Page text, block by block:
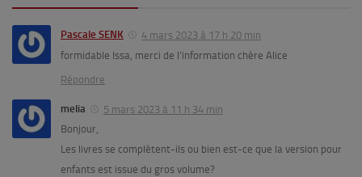
Pascale SENK
4 mars 2023 à 17 h 20 min
formidable Issa, merci de l’information chère Alice
Répondre
melia
5 mars 2023 à 11 h 34 min
Bonjour,
Les livres se complètent-ils ou bien est-ce que la version pour
enfants est issue du gros volume?